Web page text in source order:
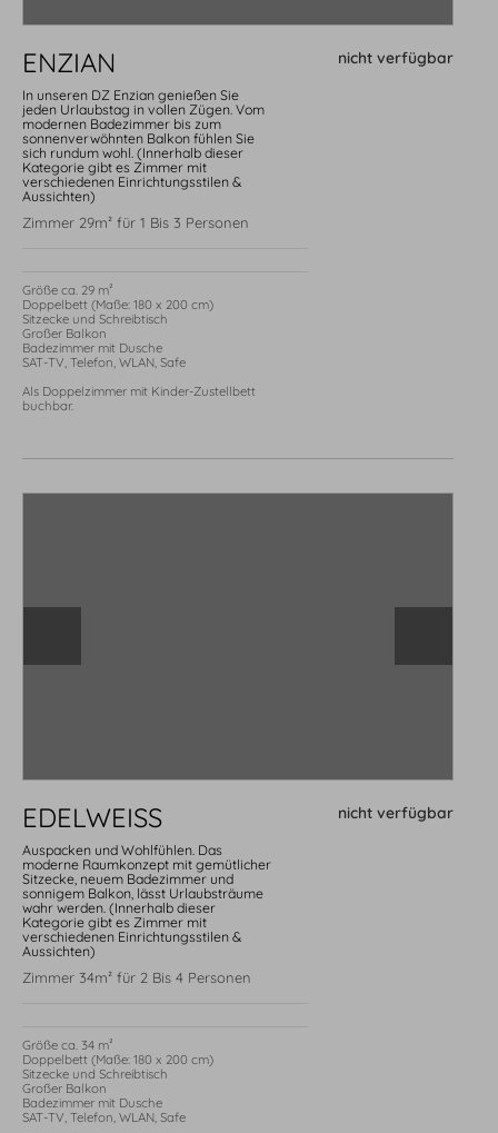
ENZIAN
In unseren DZ Enzian genießen Sie
jeden Urlaubstag in vollen Zügen. Vom
modernen Badezimmer bis zum
sonnenverwöhnten Balkon fühlen Sie
sich rundum wohl. (Innerhalb dieser
Kategorie gibt es Zimmer mit
verschiedenen Einrichtungsstilen &
Aussichten)
Zimmer 29m² für 1 Bis 3 Personen
Größe ca. 29 m²
Doppelbett (Maße: 180 x 200 cm)
Sitzecke und Schreibtisch
Großer Balkon
Badezimmer mit Dusche
SAT-TV, Telefon, WLAN, Safe
Als Doppelzimmer mit Kinder-Zustellbett
buchbar.
nicht verfügbar
EDELWEISS
Auspacken und Wohlfühlen. Das
moderne Raumkonzept mit gemütlicher
Sitzecke, neuem Badezimmer und
sonnigem Balkon, lässt Urlaubsträume
wahr werden. (Innerhalb dieser
Kategorie gibt es Zimmer mit
verschiedenen Einrichtungsstilen &
Aussichten)
Zimmer 34m² für 2 Bis 4 Personen
Größe ca. 34 m²
Doppelbett (Maße: 180 x 200 cm)
Sitzecke und Schreibtisch
Großer Balkon
Badezimmer mit Dusche
SAT-TV, Telefon, WLAN, Safe
nicht verfügbar